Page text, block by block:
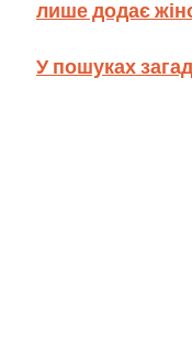
лише додає
У пошуках